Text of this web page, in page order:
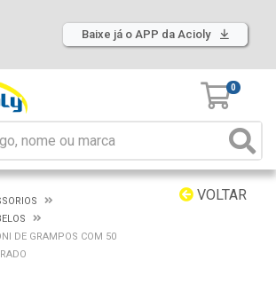
Baixe já o APP da Acioly
0
VOLTAR
DE GRAMPOS COM 50